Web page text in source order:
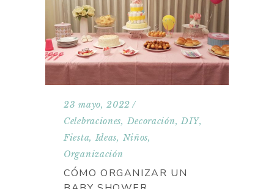
23 mayo, 2022
Celebraciones,Decoración,DIY,
Fiesta,Ideas, Niños,
Organización
CÓMO ORGANIZAR UN